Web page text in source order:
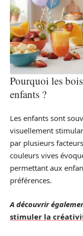
Pourquoi les
enfants ?
Les enfants sont
visuellement
par plusieurs
couleurs vives
permettant aux
préférences.
A découvrir
stimuler la